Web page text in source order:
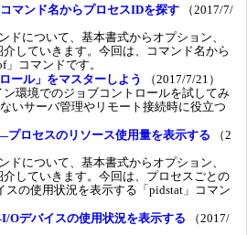
マンド名からプロセスIDを探す （2017/7/
ドについて、基本書式からオプション、
していきます。今回は、コマンド名から
コマンドです。
ール」をマスターしよう
（2017/7/21）
環境でのジョブコントロールを試してみ
いサーバ管理やリモート接続時に役立つ
プロセスのリソース使用量を表示する （2
ドについて、基本書式からオプション、
していきます。今回は、プロセスごとの
スの使用状況を表示する「pidstat」コマン
Oデバイスの使用状況を表示する （2017/